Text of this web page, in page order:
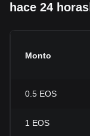
hace 24 horas
Monto
0.5 EOS
1 EOS